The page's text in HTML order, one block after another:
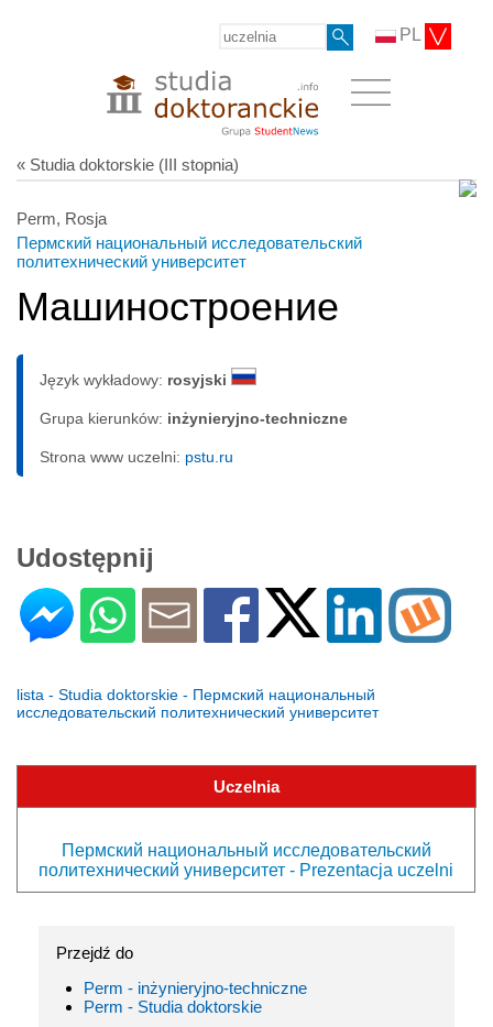
PL
« Studia doktorskie (III stopnia)
Perm, Rosja
Пермский национальный исследовательский
политехнический университет
Машиностроение
Język wykładowy: rosyjski
Grupa kierunków: inżynieryjno-techniczne
Strona www uczelni: pstu.ru
Udostępnij
lista - Studia doktorskie - Пермский национальный
исследовательский политехнический университет
Uczelnia
Пермский национальный исследовательский
политехнический университет - Prezentacja uczelni
Przejdź do
Perm - inżynieryjno-techniczne
Perm - Studia doktorskie